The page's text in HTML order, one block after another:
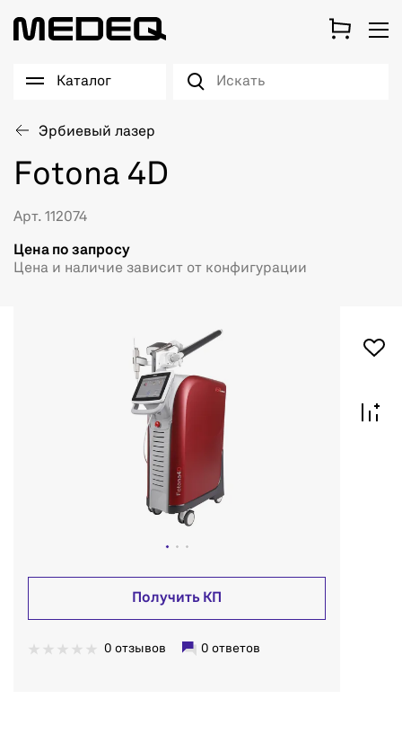
Каталог
Эрбиевый лазер
Fotona 4D
Арт. 112074
Цена по запросу
Цена и наличие зависит от конфигурации
Получить КП
0 отзывов 0 ответов